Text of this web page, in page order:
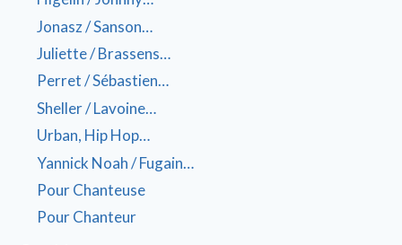
Jonasz / Sanson…
Juliette / Brassens…
Perret / Sébastien…
Sheller / Lavoine…
Urban, Hip Hop…
Yannick Noah / Fugain…
Pour Chanteuse
Pour Chanteur